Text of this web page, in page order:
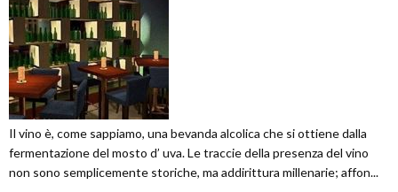
Il vino è, come sappiamo, una bevanda alcolica che si ottiene dalla
fermentazione del mosto d’ uva. Le traccie della presenza del vino
non sono semplicemente storiche, ma addirittura millenarie; affon...